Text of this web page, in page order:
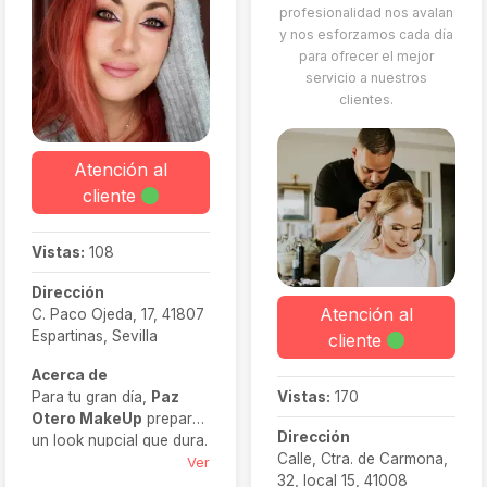
Atención al
cliente
Vistas: 108
Dirección
C. Paco Ojeda, 17, 41807
Espartinas, Sevilla
Acerca de
Para tu gran día,
Paz
Otero MakeUp prepara
un look nupcial que dura.
Utilizando productos deVer
profesionalidad nos avalan
y nos esforzamos cada día
para ofrecer el mejor
servicio a nuestros
clientes.
Atención al
cliente
Vistas: 170
Dirección
Calle, Ctra. de Carmona,
32, local 15, 41008